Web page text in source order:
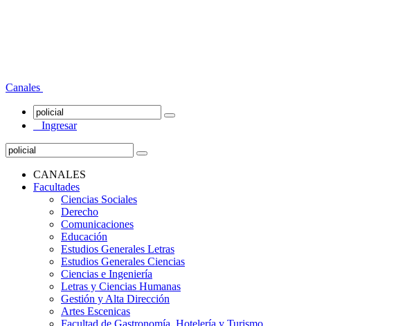
Canales
Ingresar
CANALES
Facultades
Ciencias Sociales
Derecho
Comunicaciones
Educación
Estudios Generales Letras
Estudios Generales Ciencias
Ciencias e Ingeniería
Letras y Ciencias Humanas
Gestión y Alta Dirección
Artes Escenicas
Facultad de Gastronomía, Hotelería y Turismo